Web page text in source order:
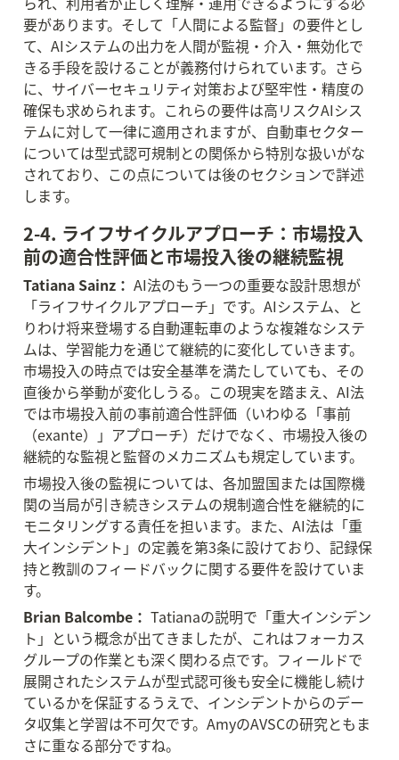
要があります。そして「人間による監督」の要件とし
て、AIシステムの出力を人間が監視・介入・無効化で
きる手段を設けることが義務付けられています。さら
に、サイバーセキュリティ対策および堅牢性・精度の
確保も求められます。これらの要件は高リスクAIシス
テムに対して一律に適用されますが、自動車セクター
については型式認可規制との関係から特別な扱いがな
されており、この点については後のセクションで詳述
します。
2-4. ライフサイクルアプローチ：市場投入
前の適合性評価と市場投入後の継続監視
Tatiana Sainz： AI法のもう一つの重要な設計思想が
「ライフサイクルアプローチ」です。AIシステム、と
りわけ将来登場する自動運転車のような複雑なシステ
ムは、学習能力を通じて継続的に変化していきます。
市場投入の時点では安全基準を満たしていても、その
直後から挙動が変化しうる。この現実を踏まえ、AI法
では市場投入前の事前適合性評価（いわゆる「事前
（exante）」アプローチ）だけでなく、市場投入後の
継続的な監視と監督のメカニズムも規定しています。
市場投入後の監視については、各加盟国または国際機
関の当局が引き続きシステムの規制適合性を継続的に
モニタリングする責任を担います。また、AI法は「重
大インシデント」の定義を第3条に設けており、記録保
持と教訓のフィードバックに関する要件を設けていま
す。
Brian Balcombe： Tatianaの説明で「重大インシデン
ト」という概念が出てきましたが、これはフォーカス
グループの作業とも深く関わる点です。フィールドで
展開されたシステムが型式認可後も安全に機能し続け
ているかを保証するうえで、インシデントからのデー
タ収集と学習は不可欠です。AmyのAVSCの研究ともま
さに重なる部分ですね。